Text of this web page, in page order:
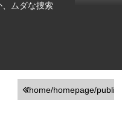
ムダな捜索
/home/homepage/